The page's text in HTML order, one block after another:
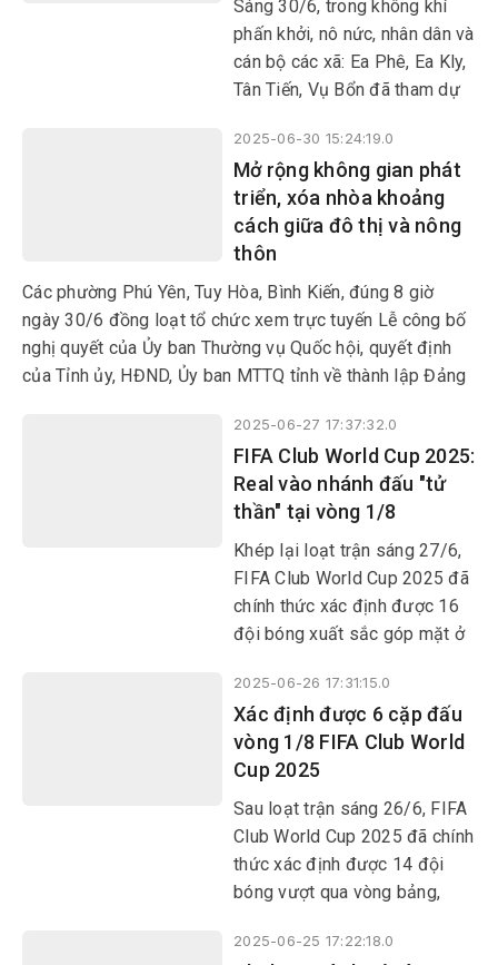
ban MTTQ Việt Nam cấp tỉnh
và cấp xã, phường; đồng thời
trao các quyết định về công
Hiao.
Sáng 30/6, trong không khí
phấn khởi, nô nức, nhân dân và
cán bộ các xã: Ea Phê, Ea Kly,
Tân Tiến, Vụ Bổn đã tham dự
định của Trung ương và địa
phương về sáp nhập đơn vị
hành chính cấp tỉnh, cấp xã,
kết thúc hoạt động đơn vị
hành chính cấp huyện, thành
lập tổ chức đảng, chỉ định cấp
ủy, HĐND, UBND, Ủy ban
MTTQ Việt Nam tỉnh, xã,
phường.
2025-06-30 15:24:19.0
Mở rộng không gian phát
triển, xóa nhòa khoảng
cách giữa đô thị và nông
thôn
Các phường Phú Yên, Tuy Hòa, Bình Kiến, đúng 8 giờ
ngày 30/6 đồng loạt tổ chức xem trực tuyến Lễ công bố
nghị quyết của Ủy ban Thường vụ Quốc hội, quyết định
của Tỉnh ủy, HĐND, Ủy ban MTTQ tỉnh về thành lập Đảng
ban MTTQ các phường. Sự kiện lịch sử này được cả hệ
thống chính trị và các tầng lớp nhân dân đồng tình hưởng
2025-06-27 17:37:32.0
FIFA Club World Cup 2025:
Real vào nhánh đấu "tử
thần" tại vòng 1/8
Khép lại loạt trận sáng 27/6,
FIFA Club World Cup 2025 đã
chính thức xác định được 16
đội bóng xuất sắc góp mặt ở
2025-06-26 17:31:15.0
Xác định được 6 cặp đấu
vòng 1/8 FIFA Club World
Cup 2025
Sau loạt trận sáng 26/6, FIFA
Club World Cup 2025 đã chính
thức xác định được 14 đội
bóng vượt qua vòng bảng,
1/8. Borussia Dortmund,
2025-06-25 17:22:18.0